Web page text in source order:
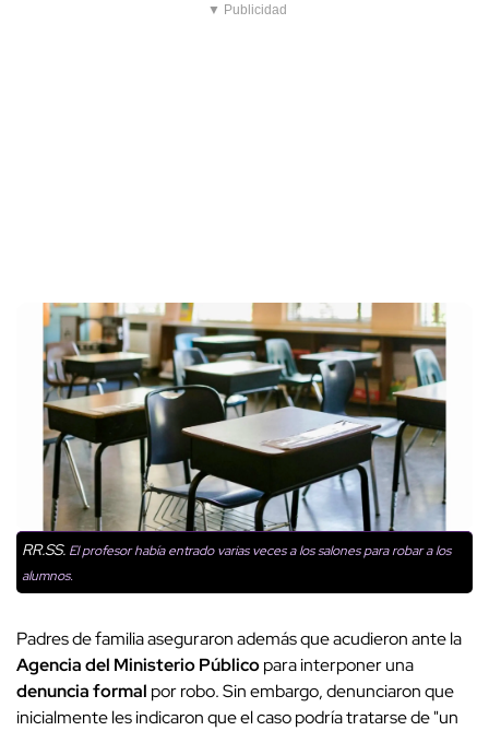
▼ Publicidad
RR.SS. El profesor había entrado varias veces a los salones para robar a los
alumnos.
Padres de familia aseguraron además que acudieron ante la
Agencia del Ministerio Públicopara interponer una
denuncia formal por robo. Sin embargo, denunciaron que
inicialmente les indicaron que el caso podría tratarse de "un